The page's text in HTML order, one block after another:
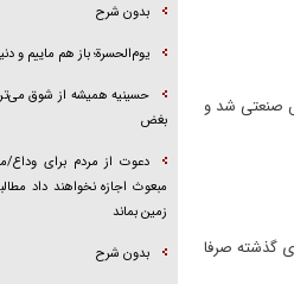
رشد 17.1 درصدی، پیشروترین بخش صنعتی شد و
گذشته صرفا
بدون شرح
یوم‌الحسرة؛ باز هم ماییم و
حسینیه همیشه از شوق
بغض
دعوت از مردم برای
مبعوث اجازه نخواهند داد
زمین بماند
بدون شرح